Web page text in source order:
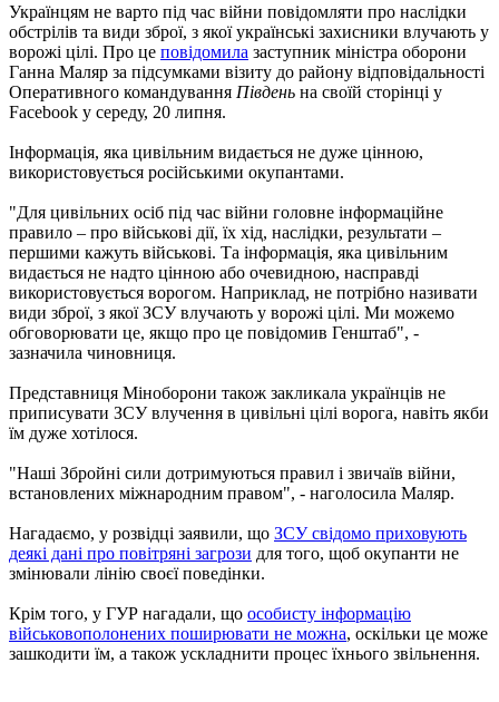
Українцям не варто під час війни повідомляти про наслідки
обстрілів та види зброї, з якої українські захисники влучають у
ворожі цілі. Про це повідомила заступник міністра оборони
Ганна Маляр за підсумками візиту до району відповідальності
Оперативного командування Південь на своїй сторінці у
Facebook у середу, 20 липня.
Інформація, яка цивільним видається не дуже цінною,
використовується російськими окупантами.
"Для цивільних осіб під час війни головне інформаційне
правило – про військові дії, їх хід, наслідки, результати –
першими кажуть військові. Та інформація, яка цивільним
видається не надто цінною або очевидною, насправді
використовується ворогом. Наприклад, не потрібно називати
види зброї, з якої ЗСУ влучають у ворожі цілі. Ми можемо
обговорювати це, якщо про це повідомив Генштаб", -
зазначила чиновниця.
Представниця Міноборони також закликала українців не
приписувати ЗСУ влучення в цивільні цілі ворога, навіть якби
їм дуже хотілося.
"Наші Збройні сили дотримуються правил і звичаїв війни,
встановлених міжнародним правом", - наголосила Маляр.
Нагадаємо, у розвідці заявили, що ЗСУ свідомо приховують
деякі дані про повітряні загрози для того, щоб окупанти не
змінювали лінію своєї поведінки.
Крім того, у ГУР нагадали, що особисту інформацію
військовополонених поширювати не можна, оскільки це може
зашкодити їм, а також ускладнити процес їхнього звільнення.